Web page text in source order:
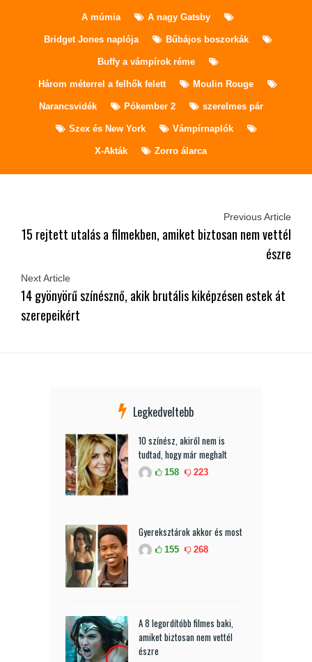
A múmia A nagy Gatsby
Bridget Jones naplója Bűbájos boszorkák
Buffy a vámpírok réme
Három méterrel a felhők felett Moulin Rouge
Narancsvidék Pókember 2 szerelmes pár
Szex és New York Vámpírnaplók
X-Akták Zorro álarca
Previous Article
15 rejtett utalás a filmekben, amiket biztosan nem vettél
észre
Next Article
14 gyönyörű színésznő, akik brutális kiképzésen estek át
szerepeikért
Legkedveltebb
10 színész, akiről nem is
tudtad, hogy már meghalt
158 223
Gyereksztárok akkor és most
155 268
A 8 legordítóbb filmes baki,
amiket biztosan nem vettél
észre